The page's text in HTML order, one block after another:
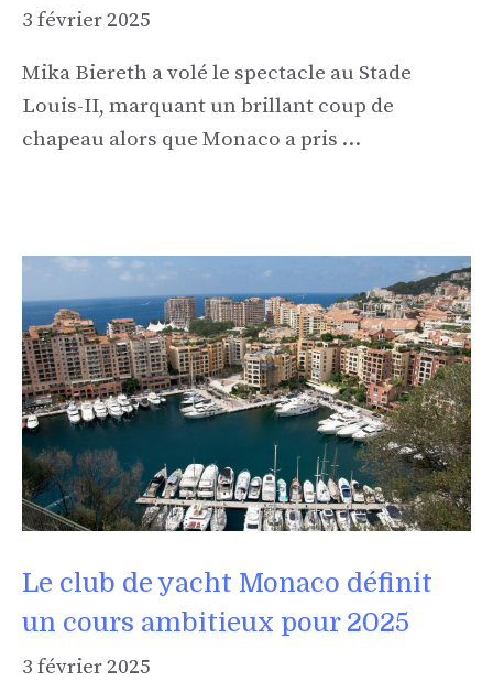
3 février 2025
Mika Biereth a volé le spectacle au Stade
Louis-II, marquant un brillant coup de
chapeau alors que Monaco a pris …
Le club de yacht Monaco définit
un cours ambitieux pour 2025
3 février 2025